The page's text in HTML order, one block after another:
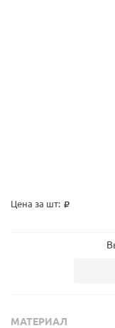
Цена за шт:
МАТЕРИАЛ